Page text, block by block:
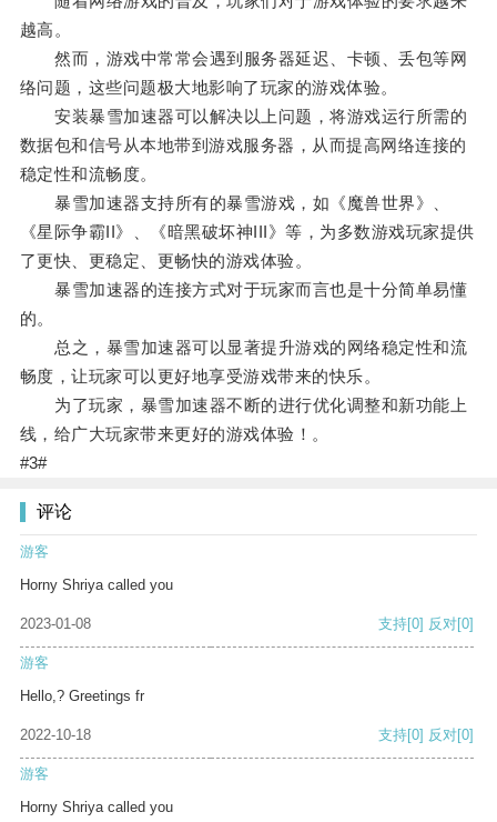
越高。
然而，游戏中常常会遇到服务器延迟、卡顿、丢包等网
络问题，这些问题极大地影响了玩家的游戏体验。
安装暴雪加速器可以解决以上问题，将游戏运行所需的
数据包和信号从本地带到游戏服务器，从而提高网络连接的
稳定性和流畅度。
暴雪加速器支持所有的暴雪游戏，如《魔兽世界》、
《星际争霸II》、《暗黑破坏神III》等，为多数游戏玩家提供
了更快、更稳定、更畅快的游戏体验。
暴雪加速器的连接方式对于玩家而言也是十分简单易懂
的。
总之，暴雪加速器可以显著提升游戏的网络稳定性和流
畅度，让玩家可以更好地享受游戏带来的快乐。
为了玩家，暴雪加速器不断的进行优化调整和新功能上
线，给广大玩家带来更好的游戏体验！。
#3#
评论
游客
Horny Shriya called you
2023-01-08 支持[0] 反对[0]
游客
Hello,? Greetings fr
2022-10-18 支持[0] 反对[0]
游客
Horny Shriya called you